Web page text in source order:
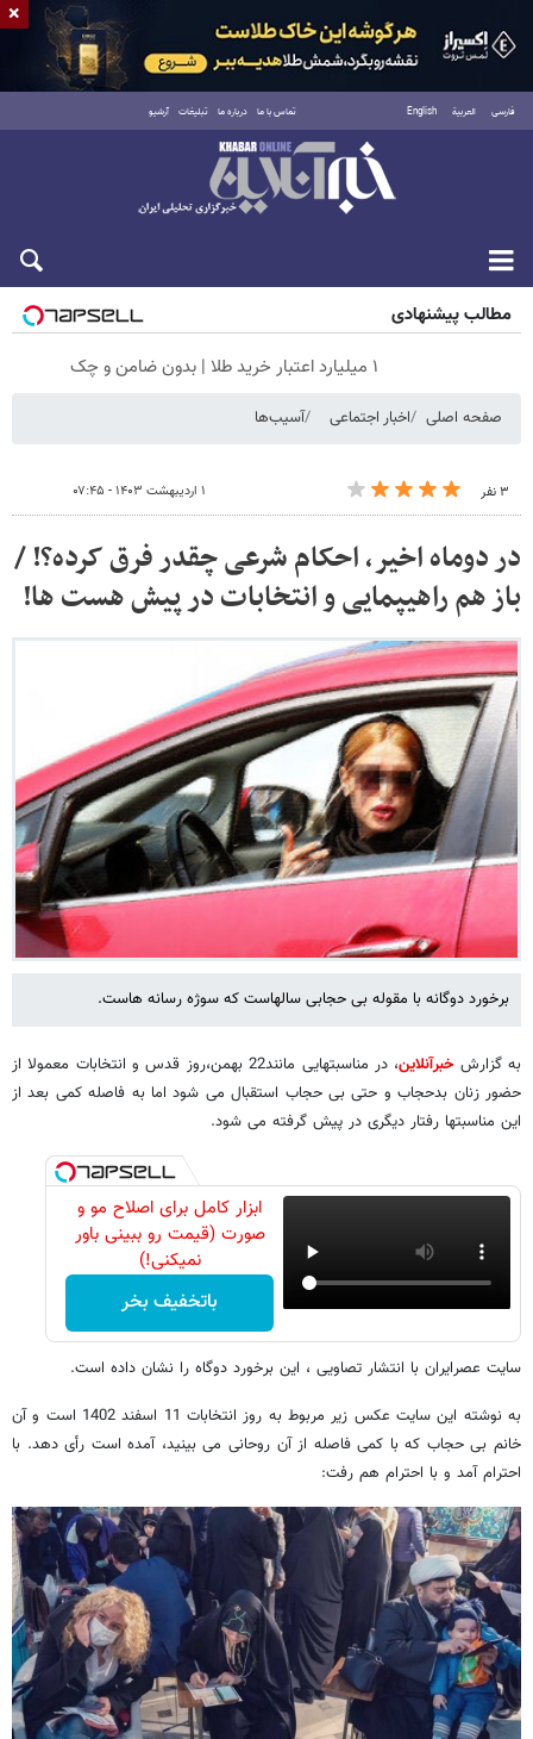
فارسی العربية English تماس با ما درباره ما تبلیغات آرشیو
جمعه ۱۶ مرداد ۱۴۰۵
مطالب پیشنهادی
۱ میلیارد اعتبار خرید طلا | بدون ضامن و چک
صفحه اصلی اخبار اجتماعی آسیب‌ها
۳ نفر ۱ اردیبهشت ۱۴۰۳ - ۰۷:۴۵
در دوماه اخیر، احکام شرعی چقدر فرق کرده؟! /
باز هم راهیپمایی و انتخابات در پیش هست ها!
برخورد دوگانه با مقوله بی حجابی سالهاست که سوژه رسانه هاست.
به گزارشخبرآنلاین
، در مناسبتهایی مانند22 بهمن،روز قدس و انتخابات معمولا از
حضور زنان بدحجاب و حتی بی حجاب استقبال می شود اما به فاصله کمی بعد از
این مناسبتها رفتار دیگری در پیش گرفته می شود.
ابزار کامل برای اصلاح مو و
صورت (قیمت رو ببینی باور
نمیکنی!)
باتخفیف بخر
سایت عصرایران با انتشار تصاویی ، این برخورد دوگاه را نشان داده است.
به نوشته این سایت عکس زیر مربوط به روز انتخابات 11 اسفند 1402 است و آن
خانم بی حجاب که با کمی فاصله از آن روحانی می بینید، آمده است رأی دهد. با
احترام آمد و با احترام هم رفت:
×